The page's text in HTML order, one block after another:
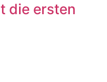
die ersten